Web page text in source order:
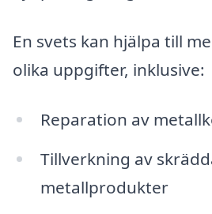
En svets kan hjälpa till
olika uppgifter, inklusive:
Reparation av
Tillverkning av
metallprodukter